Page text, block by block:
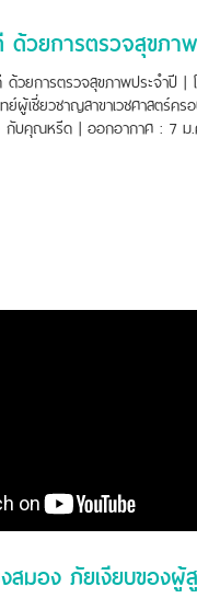
วยการตรวจสุขภาพประจำปี |
เชี่ยวชาญสาขาเวชศาสตร์คร
กับคุณหรีด | ออกอากาศ : 7 ม
สมอง ภัยเงียบของผู้